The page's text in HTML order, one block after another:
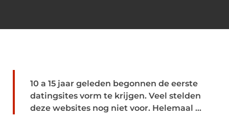
10 a 15 jaar geleden begonnen de eerste
datingsites vorm te krijgen. Veel stelden
deze websites nog niet voor. Helemaal ...